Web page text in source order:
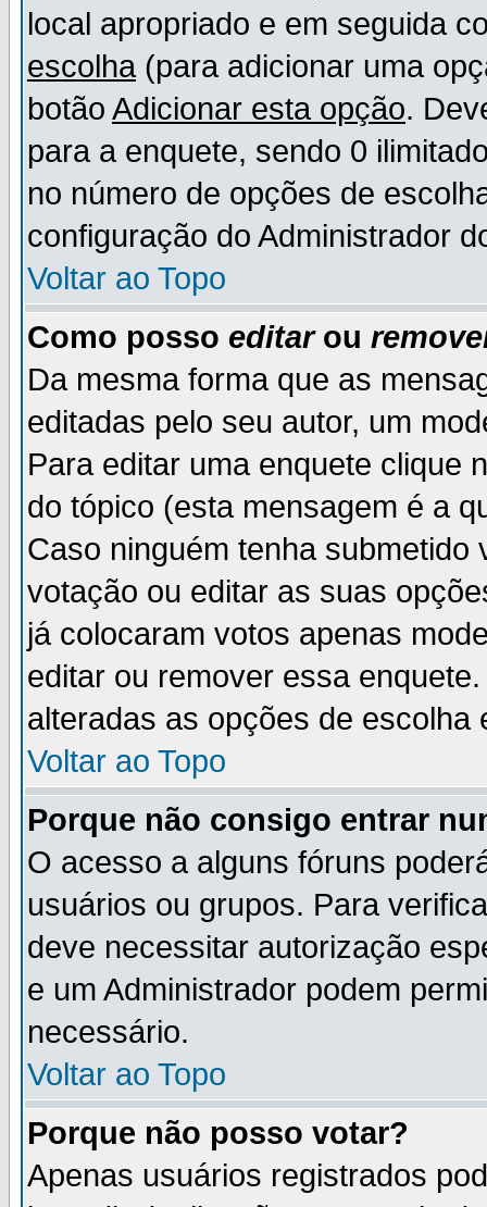
local apropriado e em seguida
escolha (para adicionar uma
botão Adicionar esta opção.
para a enquete, sendo 0
no número de opções de
configuração do Administrador
Voltar ao Topo
Como posso editarou
Da mesma forma que as
editadas pelo seu autor, um
Para editar uma enquete clique
do tópico (esta mensagem é a
Caso ninguém tenha
votação ou editar as suas
já colocaram votos apenas
editar ou remover essa
alteradas as opções de escolha
Voltar ao Topo
Porque não consigo entrar
O acesso a alguns fóruns
usuários ou grupos. Para
deve necessitar autorização
e um Administrador podem
necessário.
Voltar ao Topo
Porque não posso votar?
Apenas usuários registrados